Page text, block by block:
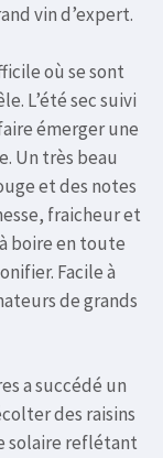
vin d’expert.
où se sont
L’été sec suivi
émerger une
Un très beau
et des notes
fraicheur et
boire en toute
Facile à
de grands
a succédé un
des raisins
solaire reflétant